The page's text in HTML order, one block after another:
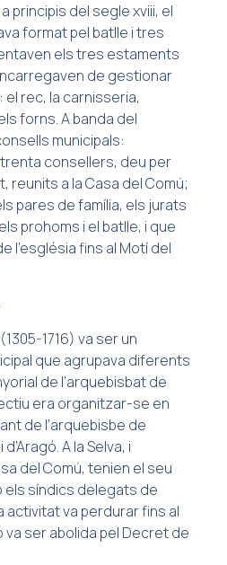
principis del segle xviii, el
format pel batlle i tres
els tres estaments
de gestionar
rec, la carnisseria,
forns. A banda del
municipals:
consellers, deu per
reunits a la Casa del Comú;
pares de família, els jurats
prohoms i el batlle, i que
l’església fins al Motí del
1716) va ser un
que agrupava diferents
de l’arquebisbat de
era organitzar-se en
de l’arquebisbe de
A la Selva, i
del Comú, tenien el seu
els síndics delegats de
activitat va perdurar fins al
va ser abolida pel Decret de